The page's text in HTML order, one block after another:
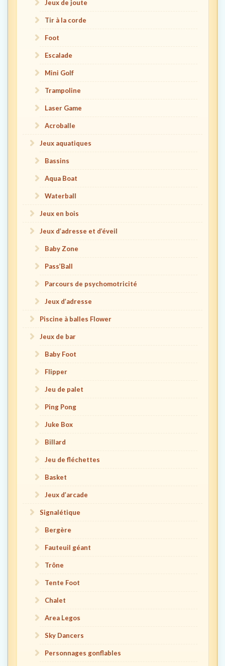
Jeux de joute
Tir à la corde
Foot
Escalade
Mini Golf
Trampoline
Laser Game
Acroballe
Jeux aquatiques
Bassins
Aqua Boat
Waterball
Jeux en bois
Jeux d’adresse et d’éveil
Baby Zone
Pass’Ball
Parcours de psychomotricité
Jeux d’adresse
Piscine à balles Flower
Jeux de bar
Baby Foot
Flipper
Jeu de palet
Ping Pong
Juke Box
Billard
Jeu de fléchettes
Basket
Jeux d’arcade
Signalétique
Bergère
Fauteuil géant
Trône
Tente Foot
Chalet
Area Legos
Sky Dancers
Personnages gonflables